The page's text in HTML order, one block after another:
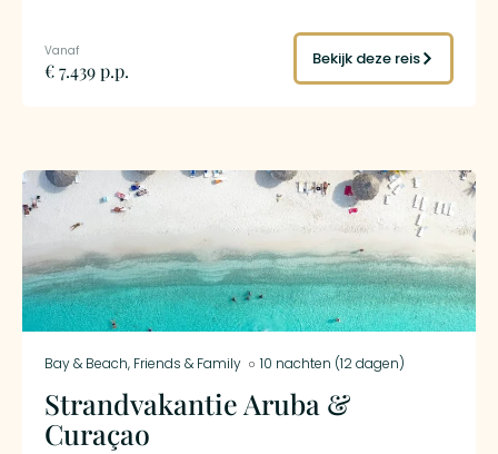
kustlijnen en witte stranden in het zuiden tot
tropisch regenwoud en vulkanen in het noorden –
geen twee eilanden zijn hetzelfde. Deze individuele
elkaar af op een manier die alleen lukt als je ze
allemaal combineert.
€ 7.439 p.p.
Bekijk deze reis
Bay & Beach, Friends & Family 10 nachten (12 dagen)
Strandvakantie Aruba &
Curaçao